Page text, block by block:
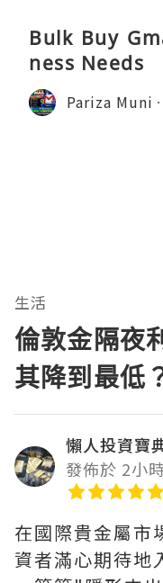
Bulk Buy
ness Needs
Pariza Muni
生活
倫敦金隔夜
其降到最低
懶人投資寶
發佈於 2小
在國際貴金屬市
資者滿心期待地